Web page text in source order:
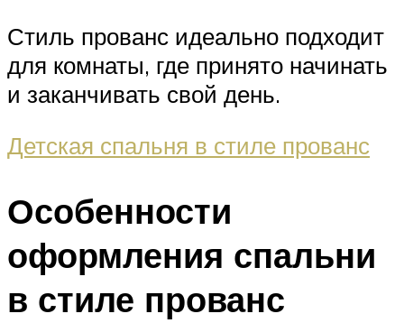
Стиль прованс идеально подходит
для комнаты, где принято начинать
и заканчивать свой день.
Детская спальня в стиле прованс
Особенности
оформления спальни
в стиле прованс